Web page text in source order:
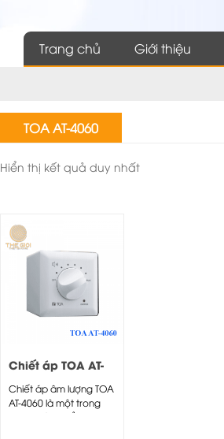
Trang chủ Giới thiệu
TOA AT-4060
Hiển thị kết quả duy nhất
Chiết áp TOA AT-
4060
Chiết áp âm lượng TOA
AT-4060 là một trong
những sản phẩm đi...